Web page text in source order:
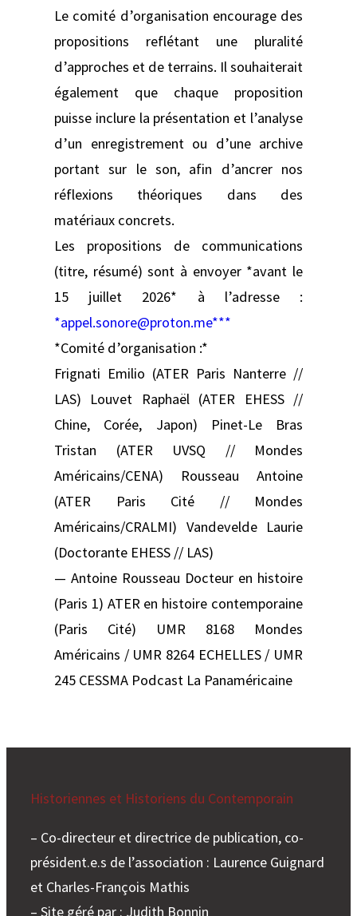
Le comité d’organisation encourage des
propositions reflétant une pluralité
d’approches et de terrains. Il souhaiterait
également que chaque proposition
puisse inclure la présentation et l’analyse
d’un enregistrement ou d’une archive
portant sur le son, afin d’ancrer nos
réflexions théoriques dans des
matériaux concrets.
Les propositions de communications
(titre, résumé) sont à envoyer *avant le
15 juillet 2026* à l’adresse :
*appel.sonore@proton.me***
*Comité d’organisation :*
Frignati Emilio (ATER Paris Nanterre //
LAS) Louvet Raphaël (ATER EHESS //
Chine, Corée, Japon) Pinet-Le Bras
Tristan (ATER UVSQ // Mondes
Américains/CENA) Rousseau Antoine
(ATER Paris Cité // Mondes
Américains/CRALMI) Vandevelde Laurie
(Doctorante EHESS // LAS)
— Antoine Rousseau Docteur en histoire
(Paris 1) ATER en histoire contemporaine
(Paris Cité) UMR 8168 Mondes
Américains / UMR 8264 ECHELLES / UMR
245 CESSMA Podcast La Panaméricaine
Historiennes et Historiens du Contemporain
– Co-directeur et directrice de publication, co-
président.e.s de l’association : Laurence Guignard
et Charles-François Mathis
– Site géré par : Judith Bonnin